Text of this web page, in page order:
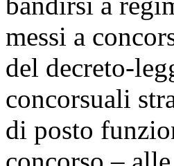
messi a
del decreto-
concorsuali
di posto